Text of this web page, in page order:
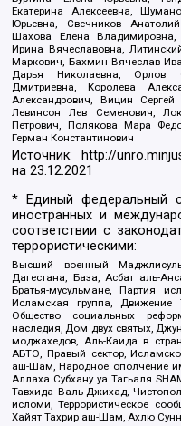
Екатерина Алексеевна,
Юрьевна, Свечников
Шахова Елена Владимировна,
Ирина Вячеславовна,
Маркович, Бахмин Вячеслав
Дарья Николаевна, Орлов
Дмитриевна, Королева
Александрович, Вицин
Левинсон Лев Семенович,
Петрович, Полякова Мара
Герман Константинович
Источник: http://
на23.12.2021
* Единый федеральный
иностранных и
соответствии с
террористическими:
Высший военный
Дагестана, База, Асбат аль-
Братья-мусульмане, Партия
Исламская группа, Движение
Общество социальных
наследия, Дом двух святых,
моджахедов, Аль-Каида в
АБТО, Правый сектор,
аш-Шам, Народное ополчение
Аллаха Субхану уа Тагьаля
Тавхида Валь-Джихад,
исломи, Террористическое
Хайят Тахрир аш-Шам, Ахлю